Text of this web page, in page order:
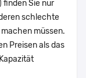
finden Sie nur
schlechte
müssen.
Preisen als das